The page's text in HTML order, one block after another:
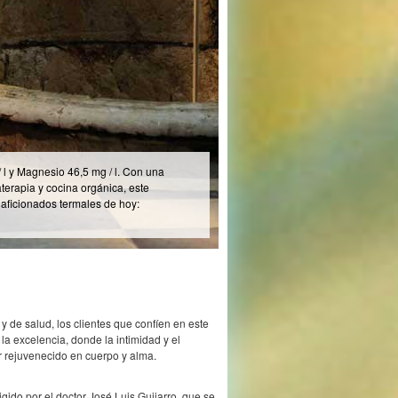
de salud, los clientes que confíen en este
excelencia, donde la intimidad y el
en cuerpo y alma.
por el doctor José Luis Guijarro, que se
del exceso de peso.
en Healthy Aging, también ejerce una
al cual, es capaz de analizar los
unas instalaciones de lujo en un
clientela de los Hoteles Villa